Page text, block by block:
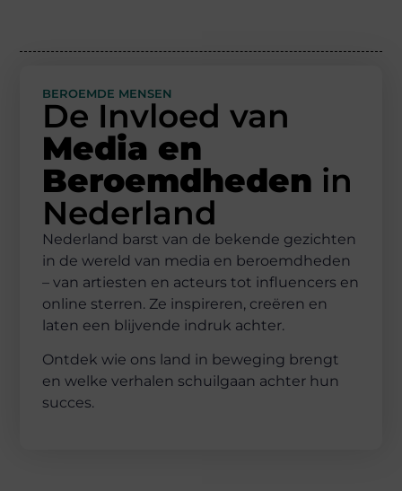
BEROEMDE MENSEN
De Invloed van
Media en
Beroemdheden in
Nederland
Nederland barst van de bekende gezichten
in de wereld van media en beroemdheden
– van artiesten en acteurs tot influencers en
online sterren. Ze inspireren, creëren en
laten een blijvende indruk achter.
Ontdek wie ons land in beweging brengt
en welke verhalen schuilgaan achter hun
succes.